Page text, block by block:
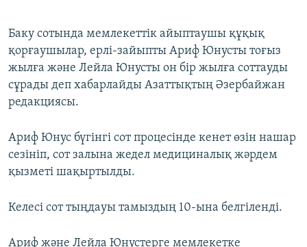
Баку сотында мемлекеттік айыптаушы құқық
қорғаушылар, ерлі-зайыпты Ариф Юнусты тоғыз
жылға және Лейла Юнусты он бір жылға соттауды
сұрады деп хабарлайды Азаттықтың Әзербайжан
редакциясы.
Ариф Юнус бүгінгі сот процесінде кенет өзін нашар
сезініп, сот залына жедел медициналық жәрдем
қызметі шақыртылды.
Келесі сот тыңдауы тамыздың 10-ына белгіленді.
Ариф және Лейла Юнустерге мемлекетке